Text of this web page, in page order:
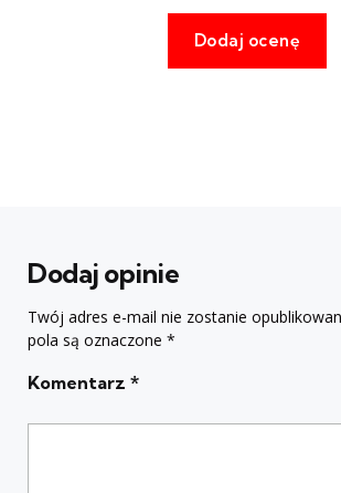
Dodaj opinie
Twój adres e-mail nie zostanie
pola są oznaczone *
Komentarz *